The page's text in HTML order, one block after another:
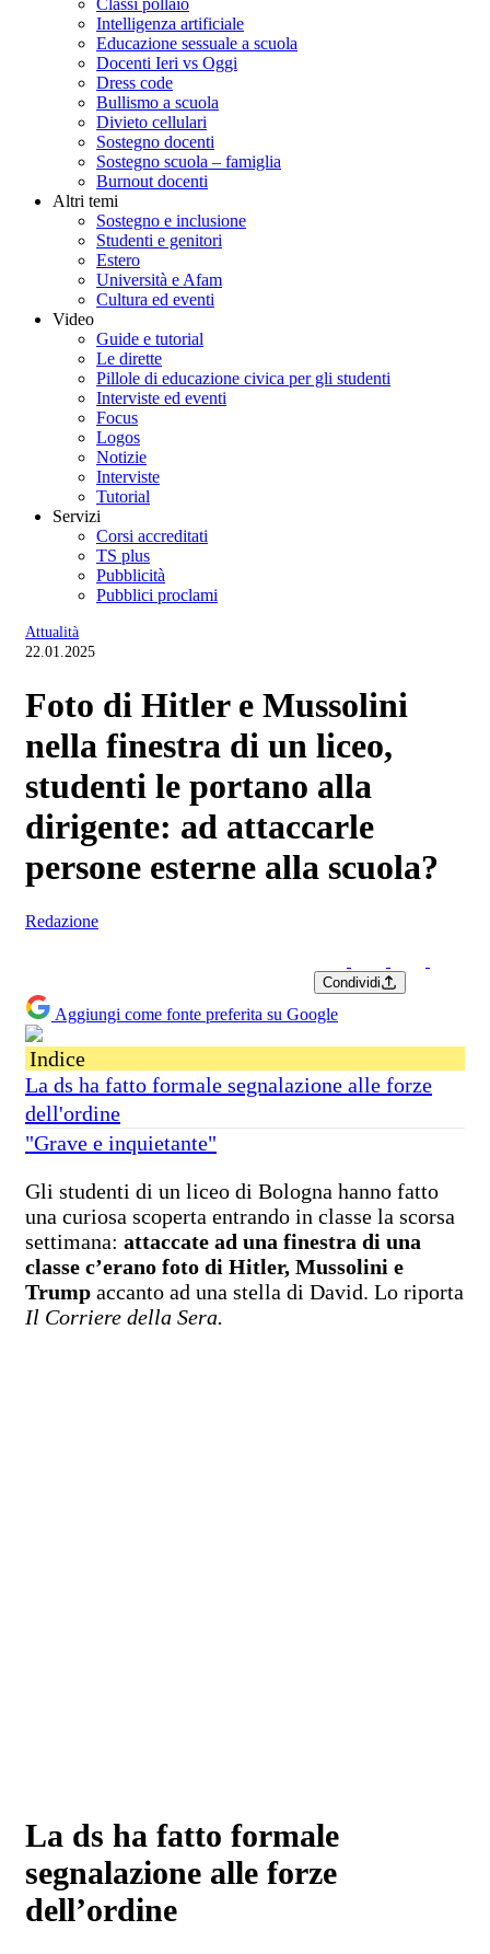
Classi pollaio
Intelligenza artificiale
Educazione sessuale a scuola
Docenti Ieri vs Oggi
Dress code
Bullismo a scuola
Divieto cellulari
Sostegno docenti
Sostegno scuola – famiglia
Burnout docenti
Altri temi
Sostegno e inclusione
Studenti e genitori
Estero
Università e Afam
Cultura ed eventi
Video
Guide e tutorial
Le dirette
Pillole di educazione civica per gli studenti
Interviste ed eventi
Focus
Logos
Notizie
Interviste
Tutorial
Servizi
Corsi accreditati
TS plus
Pubblicità
Pubblici proclami
Attualità
22.01.2025
Foto di Hitler e Mussolini
nella finestra di un liceo,
studenti le portano alla
dirigente: ad attaccarle
persone esterne alla scuola?
Redazione
Condividi
Aggiungi come fonte preferita su Google
Indice
La ds ha fatto formale segnalazione alle forze
dell'ordine
"Grave e inquietante"
Gli studenti di un liceo di Bologna hanno fatto
una curiosa scoperta entrando in classe la scorsa
settimana: attaccate ad una finestra di una
classe c’erano foto di Hitler, Mussolini e
Trump accanto ad una stella di David. Lo riporta
Il Corriere della Sera.
La ds ha fatto formale
segnalazione alle forze
dell’ordine